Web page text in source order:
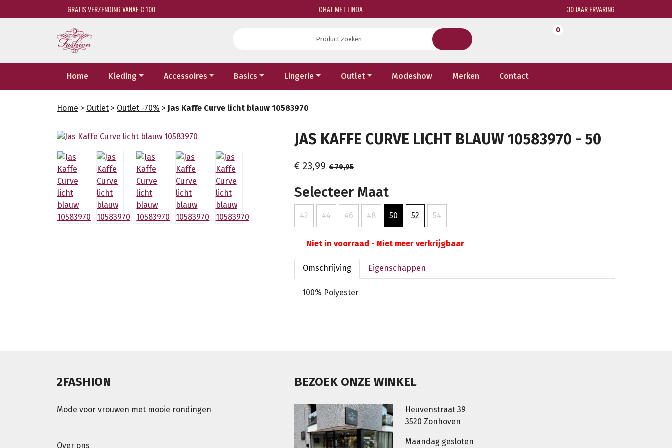
GRATIS VERZENDING VANAF € 100 CHAT MET LINDA 30 JAAR ERVARING
0
Home Kleding Accessoires Basics Lingerie Outlet Modeshow Merken Contact
Home > Outlet > Outlet -70% > Jas Kaffe Curve licht blauw 10583970
JAS KAFFE CURVE LICHT BLAUW 10583970 - 50
€ 23,99 € 79,95
Selecteer Maat
42 44 46 48 50 52 54
Niet in voorraad - Niet meer verkrijgbaar
Omschrijving Eigenschappen
100% Polyester
2FASHION
Mode voor vrouwen met mooie rondingen
Over ons
BEZOEK ONZE WINKEL
Heuvenstraat 39
3520 Zonhoven
Maandag gesloten